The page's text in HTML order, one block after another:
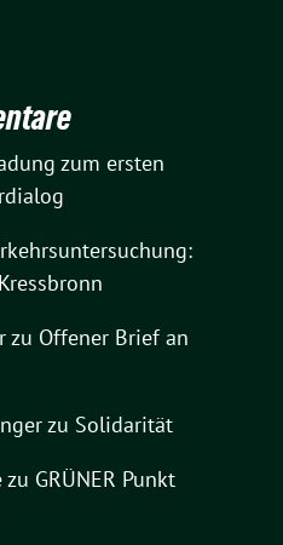
zum ersten
zu Offener Brief an
zu Solidarität
zu GRÜNER Punkt